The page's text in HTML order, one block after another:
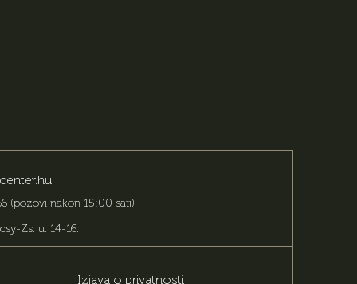
(pozovi nakon 15:00 sati)
Zs. u. 14-16.
Izjava o privatnosti